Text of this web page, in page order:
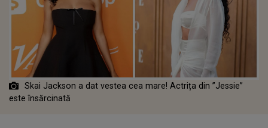
Skai Jackson a dat vestea cea mare! Actrița din ”Jessie”
este însărcinată